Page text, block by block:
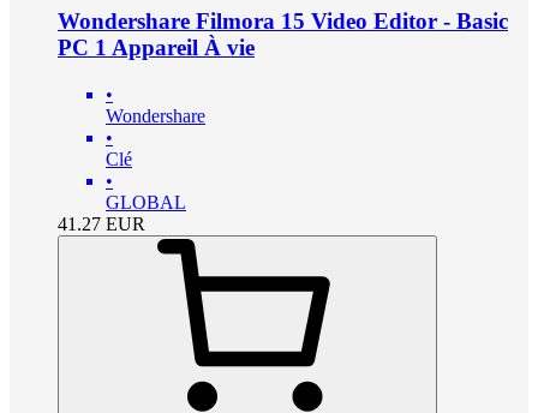
Wondershare Filmora 15 Video Editor - Basic
PC 1 Appareil À vie
•
Wondershare
•
Clé
•
GLOBAL
41.27 EUR